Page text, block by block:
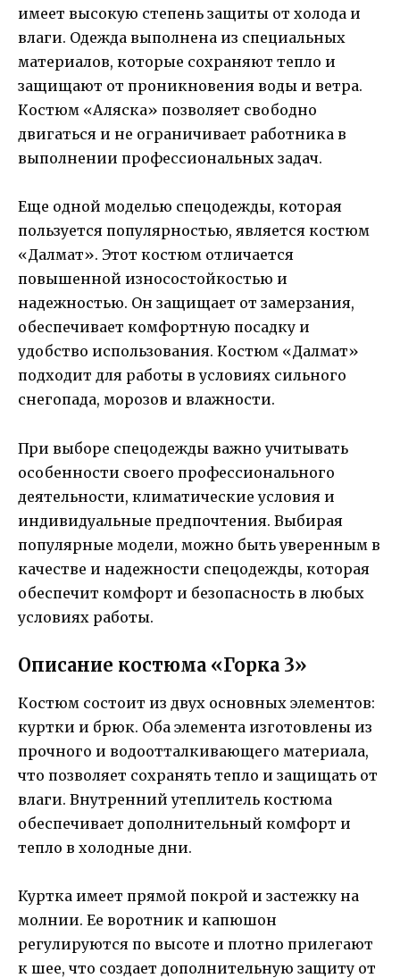
имеет высокую степень защиты от холода и
влаги. Одежда выполнена из специальных
материалов, которые сохраняют тепло и
защищают от проникновения воды и ветра.
Костюм «Аляска» позволяет свободно
двигаться и не ограничивает работника в
выполнении профессиональных задач.
Еще одной моделью спецодежды, которая
пользуется популярностью, является костюм
«Далмат». Этот костюм отличается
повышенной износостойкостью и
надежностью. Он защищает от замерзания,
обеспечивает комфортную посадку и
удобство использования. Костюм «Далмат»
подходит для работы в условиях сильного
снегопада, морозов и влажности.
При выборе спецодежды важно учитывать
особенности своего профессионального
деятельности, климатические условия и
индивидуальные предпочтения. Выбирая
популярные модели, можно быть уверенным в
качестве и надежности спецодежды, которая
обеспечит комфорт и безопасность в любых
условиях работы.
Описание костюма «Горка 3»
Костюм состоит из двух основных элементов:
куртки и брюк. Оба элемента изготовлены из
прочного и водоотталкивающего материала,
что позволяет сохранять тепло и защищать от
влаги. Внутренний утеплитель костюма
обеспечивает дополнительный комфорт и
тепло в холодные дни.
Куртка имеет прямой покрой и застежку на
молнии. Ее воротник и капюшон
регулируются по высоте и плотно прилегают
к шее, что создает дополнительную защиту от